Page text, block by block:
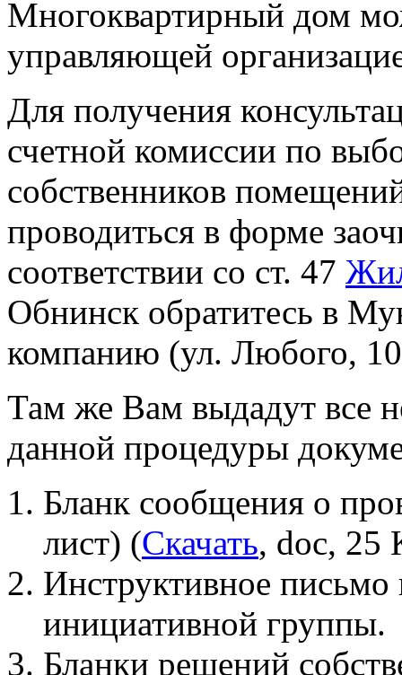
Многоквартирный дом
управляющей
Для получения
счетной комиссии по
собственников
проводиться в форме
соответствии со ст. 47
Обнинск обратитесь в
компанию (ул. Любого,
Там же Вам выдадут все
данной процедуры
Бланк сообщения о
лист) (Скачать, doc, 25
Инструктивное письмо
инициативной группы.
Бланки решений